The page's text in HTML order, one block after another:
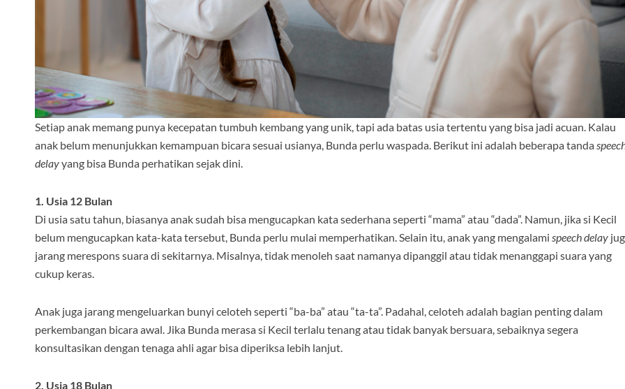
Setiap anak memang punya kecepatan tumbuh kembang yang unik, tapi ada batas usia tertentu yang bisa jadi acuan. Kalau
anak belum menunjukkan kemampuan bicara sesuai usianya, Bunda perlu waspada. Berikut ini adalah beberapa tanda
delayyang bisa Bunda perhatikan sejak dini.
1. Usia 12 Bulan
Di usia satu tahun, biasanya anak sudah bisa mengucapkan kata sederhana seperti “mama” atau “dada”. Namun, jika si Kecil
belum mengucapkan kata-kata tersebut, Bunda perlu mulai memperhatikan. Selain itu, anak yang mengalami speech delay
jarang merespons suara di sekitarnya. Misalnya, tidak menoleh saat namanya dipanggil atau tidak menanggapi suara yang
cukup keras.
Anak juga jarang mengeluarkan bunyi celoteh seperti “ba-ba” atau “ta-ta”. Padahal, celoteh adalah bagian penting dalam
perkembangan bicara awal. Jika Bunda merasa si Kecil terlalu tenang atau tidak banyak bersuara, sebaiknya segera
konsultasikan dengan tenaga ahli agar bisa diperiksa lebih lanjut.
2. Usia 18 Bulan